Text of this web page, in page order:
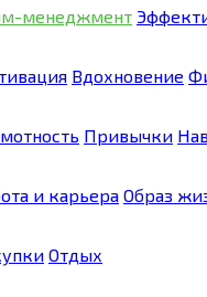
менеджмент
Вдохновение
Привычки
и карьера Образ
Отдых